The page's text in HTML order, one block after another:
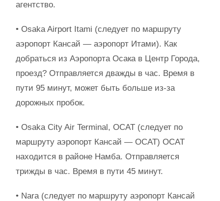
агентство.
• Osaka Airport Itami (следует по маршруту
аэропорт Кансай — аэропорт Итами). Как
добраться из Аэропорта Осака в Центр Города,
проезд? Отправляется дважды в час. Время в
пути 95 минут, может быть больше из-за
дорожных пробок.
• Osaka City Air Terminal, OCAT (следует по
маршруту аэропорт Кансай — OCAT) OCAT
находится в районе Намба. Отправляется
трижды в час. Время в пути 45 минут.
• Nara (следует по маршруту аэропорт Кансай